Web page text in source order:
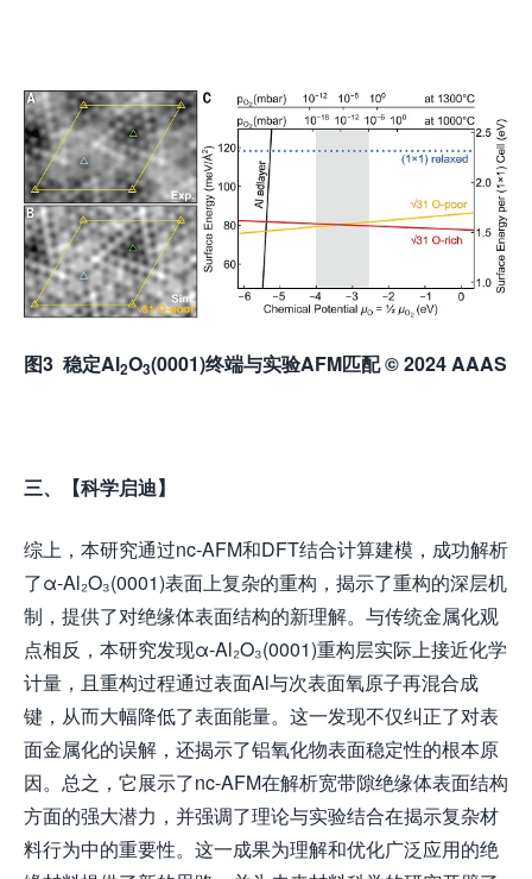
图3 稳定Al2O3(0001)终端与实验AFM匹配© 2024 AAAS
三、【科学启迪】
综上，本研究通过nc-AFM和DFT结合计算建模，成功解析
了α-Al₂O₃(0001)表面上复杂的重构，揭示了重构的深层机
制，提供了对绝缘体表面结构的新理解。与传统金属化观
点相反，本研究发现α-Al₂O₃(0001)重构层实际上接近化学
计量，且重构过程通过表面Al与次表面氧原子再混合成
键，从而大幅降低了表面能量。这一发现不仅纠正了对表
面金属化的误解，还揭示了铝氧化物表面稳定性的根本原
因。总之，它展示了nc-AFM在解析宽带隙绝缘体表面结构
方面的强大潜力，并强调了理论与实验结合在揭示复杂材
料行为中的重要性。这一成果为理解和优化广泛应用的绝